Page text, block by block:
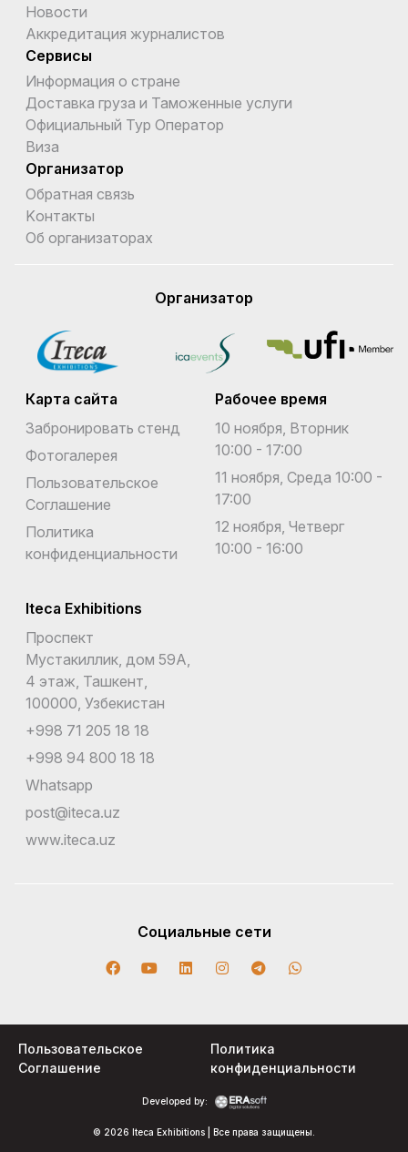
Новости
Аккредитация журналистов
Сервисы
Информация о стране
Доставка груза и Таможенные услуги
Официальный Тур Оператор
Виза
Организатор
Обратная связь
Kонтакты
Об организаторах
Организатор
Карта сайта
Забронировать стенд
Фотогалерея
Пользовательское
Соглашение
Политика
конфиденциальности
Рабочее время
10 ноября, Вторник
10:00 - 17:00
11 ноября, Среда 10:00 -
17:00
12 ноября, Четверг
10:00 - 16:00
Iteca Exhibitions
Проспект
Мустакиллик, дом 59А,
4 этаж, Ташкент,
100000, Узбекистан
+998 71 205 18 18
+998 94 800 18 18
Whatsapp
post@iteca.uz
www.iteca.uz
Социальные сети
© 2026 Iteca Exhibitions | Все права защищены.
Developed by:
Пользовательское
Соглашение
Политика
конфиденциальности